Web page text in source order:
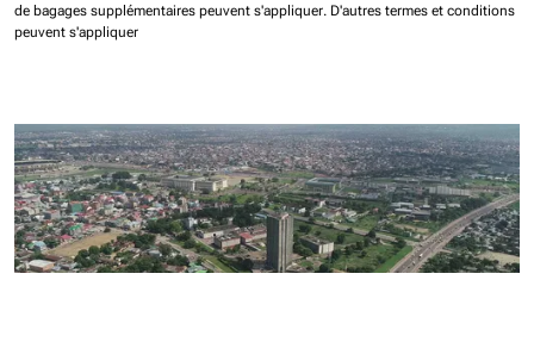
de bagages supplémentaires peuvent s'appliquer. D'autres termes et conditions
peuvent s'appliquer